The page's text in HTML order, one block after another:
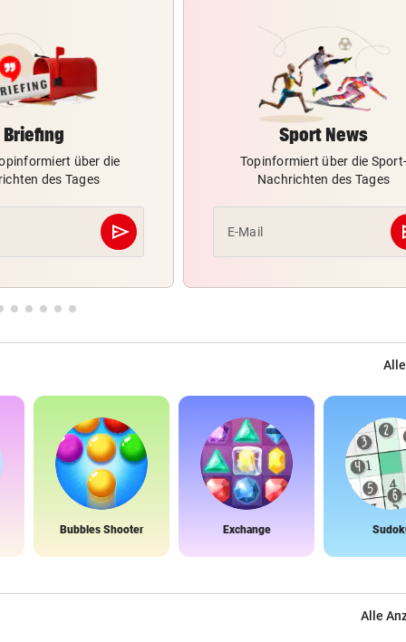
Briefing
über die
des Tages
send
Abschicken
Sport News
Topinformiert über die Sport-
Nachrichten des Tages
E-Mail
Bubbles Shooter Exchange
Alle